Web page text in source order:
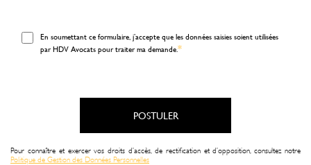
En soumettant ce formulaire, j’accepte que les données saisies soient utilisées
par HDV Avocats pour traiter ma demande.*
Pour connaître et exercer vos droits d’accès, de rectification et d’opposition, consultez notre
Politique de Gestion des Données Personnelles